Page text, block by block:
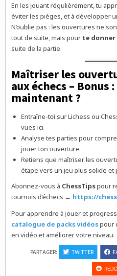
En les jouant régulièrement, tu
éviter les pièges, et à développer
N’oublie pas : les ouvertures ne
tout de suite, mais pour te
suite de la partie.
Maîtriser les
aux échecs – Bonus
maintenant ?
Entraîne-toi sur Lichess ou
vues ici.
Analyse tes parties pour
jouer ton ouverture.
Retiens que maîtriser les
étape vers un jeu plus solide et
Abonnez-vous à ChessTipspour
tournois d’échecs → https://
Pour apprendre à jouer et
catalogue de packs vidéospour
en vidéo et améliorer votre niveau.
PARTAGER: TWITTER